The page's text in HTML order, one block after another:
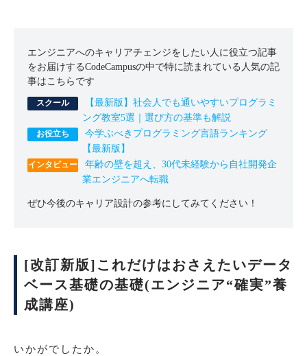
エンジニアへのキャリアチェンジをしたい人に役立つ記事
をお届けするCodeCampusの中で特に読まれている人気の記
事はこちらです
【最新版】社会人でも通いやすいプログラミ
ング教室5選｜選び方の基準も解説
今学ぶべきプログラミング言語ランキング
【最新版】
年齢の壁を超え、30代未経験から自社開発企
業エンジニアへ転職
ぜひ今後のキャリア設計の参考にしてみてください！
[改訂新版]これだけはおさえたいデータ
ベース基礎の基礎(エンジニア“確実”養
成講座)
いかがでしたか。